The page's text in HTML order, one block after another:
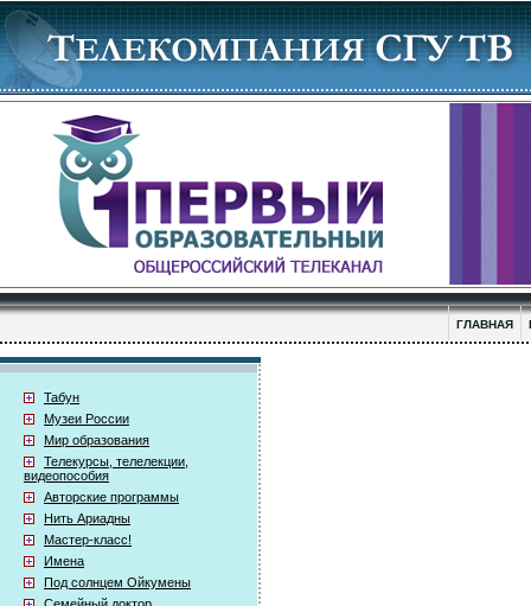
ГЛАВНАЯ
Табун
Музеи России
Мир образования
Телекурсы, телелекции,
видеопособия
Авторские программы
Нить Ариадны
Мастер-класс!
Имена
Под солнцем Ойкумены